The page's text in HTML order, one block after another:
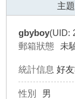
主題
gbyboy(UID:
郵箱狀態 未
統計信息 好
性別 男